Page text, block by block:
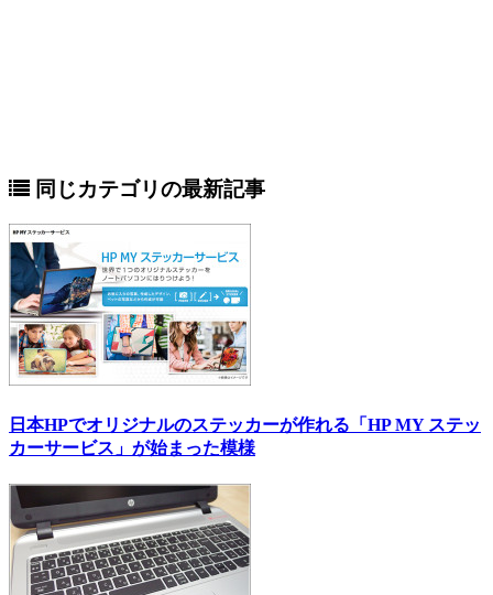
同じカテゴリの最新記事
日本HPでオリジナルのステッカーが作れる「HP MY ステッ
カーサービス」が始まった模様